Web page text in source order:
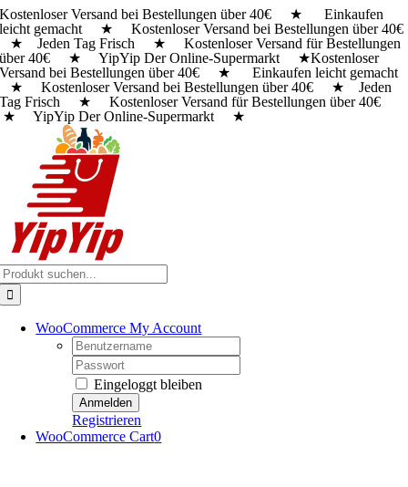
Zum
Inhalt
springen
Kostenloser Versand bei Bestellungen über 40€ ★ Einkaufen
leicht gemacht ★ Kostenloser Versand bei Bestellungen über 40€
★ Jeden Tag Frisch ★ Kostenloser Versand für Bestellungen
über 40€ ★ YipYip Der Online-Supermarkt ★Kostenloser
Versand bei Bestellungen über 40€ ★ Einkaufen leicht gemacht
★ Kostenloser Versand bei Bestellungen über 40€ ★ Jeden
Tag Frisch ★ Kostenloser Versand für Bestellungen über 40€
★ YipYip Der Online-Supermarkt ★
WooCommerce My Account
Username:
Password:
Eingeloggt bleiben
Registrieren
WooCommerce Cart0